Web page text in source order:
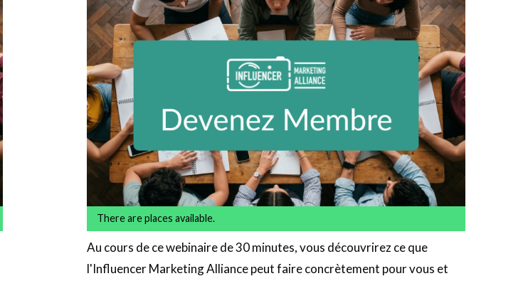
There are places available.
Au cours de ce webinaire de 30 minutes, vous découvrirez ce que
l'Influencer Marketing Alliance peut faire concrètement pour vous et